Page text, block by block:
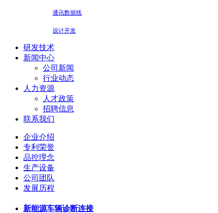
通讯数据线
设计开发
研发技术
新闻中心
公司新闻
行业动态
人力资源
人才政策
招聘信息
联系我们
企业介绍
专利荣誉
品控理念
生产设备
公司团队
发展历程
新能源车辆诊断连接